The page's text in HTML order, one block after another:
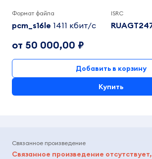
Формат файла
pcm_s16le 1411 кбит/c
ISRC
от 50 000,00 ₽
Добавить в корзину
Купить
Связанное произведение
Связанное произведение